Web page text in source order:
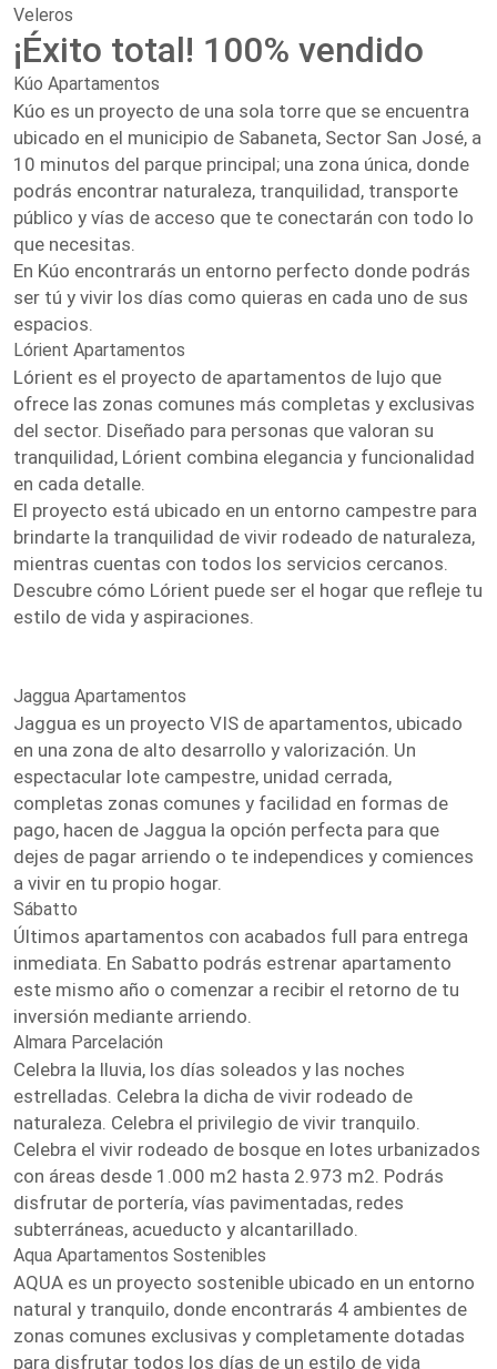
Veleros
¡Éxito total! 100% vendido
Kúo Apartamentos
Kúo es un proyecto de una sola torre que se encuentra
ubicado en el municipio de Sabaneta, Sector San José, a
10 minutos del parque principal; una zona única, donde
podrás encontrar naturaleza, tranquilidad, transporte
público y vías de acceso que te conectarán con todo lo
que necesitas.
En Kúo encontrarás un entorno perfecto donde podrás
ser tú y vivir los días como quieras en cada uno de sus
espacios.
Lórient Apartamentos
Lórient es el proyecto de apartamentos de lujo que
ofrece las zonas comunes más completas y exclusivas
del sector. Diseñado para personas que valoran su
tranquilidad, Lórient combina elegancia y funcionalidad
en cada detalle.
El proyecto está ubicado en un entorno campestre para
brindarte la tranquilidad de vivir rodeado de naturaleza,
mientras cuentas con todos los servicios cercanos.
Descubre cómo Lórient puede ser el hogar que refleje tu
estilo de vida y aspiraciones.
Jaggua Apartamentos
Jaggua es un proyecto VIS de apartamentos, ubicado
en una zona de alto desarrollo y valorización. Un
espectacular lote campestre, unidad cerrada,
completas zonas comunes y facilidad en formas de
pago, hacen de Jaggua la opción perfecta para que
dejes de pagar arriendo o te independices y comiences
a vivir en tu propio hogar.
Sábatto
Últimos apartamentos con acabados full para entrega
inmediata. En Sabatto podrás estrenar apartamento
este mismo año o comenzar a recibir el retorno de tu
inversión mediante arriendo.
Almara Parcelación
Celebra la lluvia, los días soleados y las noches
estrelladas. Celebra la dicha de vivir rodeado de
naturaleza. Celebra el privilegio de vivir tranquilo.
Celebra el vivir rodeado de bosque en lotes urbanizados
con áreas desde 1.000 m2 hasta 2.973 m2. Podrás
disfrutar de portería, vías pavimentadas, redes
subterráneas, acueducto y alcantarillado.
Aqua Apartamentos Sostenibles
AQUA es un proyecto sostenible ubicado en un entorno
natural y tranquilo, donde encontrarás 4 ambientes de
zonas comunes exclusivas y completamente dotadas
para disfrutar todos los días de un estilo de vida